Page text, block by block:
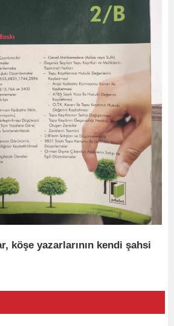
köşe yazarlarının kendi şahsi